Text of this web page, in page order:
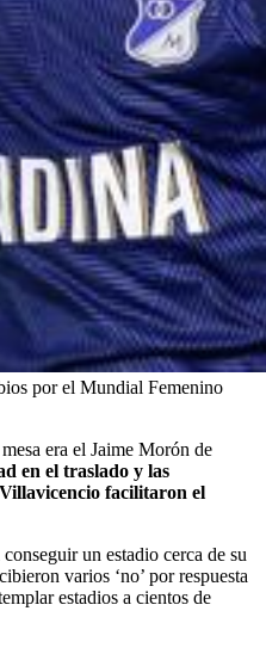
por el Mundial Femenino
era el Jaime Morón de
en el traslado y las
facilitaron el
un estadio cerca de su
varios ‘no’ por respuesta
estadios a cientos de